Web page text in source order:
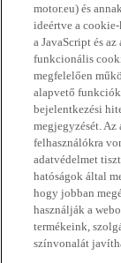
motor.eu) és
ideértve a
a JavaScript és
funkcionális
megfelelően
alapvető
bejelentkezési
megjegyzését.
felhasználókra
adatvédelmet
hatóságok által
hogy jobban
használják a
termékeink,
színvonalát